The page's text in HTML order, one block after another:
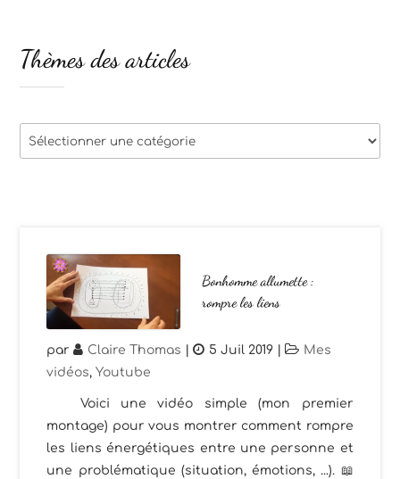
Bonhomme allumette :
rompre les liens
par Claire Thomas | 5 Juil 2019 |
Mes
vidéos,Youtube
Voici une vidéo simple (mon premier
montage) pour vous montrer comment rompre
les liens énergétiques entre une personne et
une problématique (situation, émotions, ...). 📖
Thèmes des articles
Thèmes
des